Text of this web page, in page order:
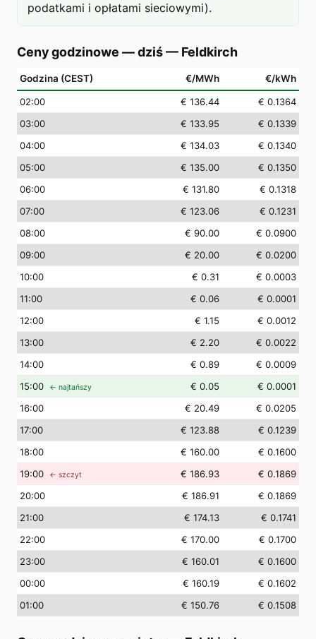
podatkami i opłatami sieciowymi).
Ceny godzinowe — dziś— Feldkirch
Godzina (CEST) €/MWh €/kWh
02:00 € 136.44
€ 0.1364
03:00 € 133.95
€ 0.1339
04:00 € 134.03
€ 0.1340
05:00 € 135.00
€ 0.1350
06:00 € 131.80
€ 0.1318
07:00 € 123.06
€ 0.1231
08:00 € 90.00
€ 0.0900
09:00 € 20.00
€ 0.0200
10:00 € 0.31
€ 0.0003
11:00 € 0.06
€ 0.0001
12:00 € 1.15
€ 0.0012
13:00 € 2.20
€ 0.0022
14:00 € 0.89
€ 0.0009
15:00 ← najtańszy € 0.05
€ 0.0001
16:00 € 20.49
€ 0.0205
17:00 € 123.88
€ 0.1239
18:00 € 160.00
€ 0.1600
19:00 ← szczyt € 186.93
€ 0.1869
20:00 € 186.91
€ 0.1869
21:00 € 174.13
€ 0.1741
22:00 € 170.00
€ 0.1700
23:00 € 160.01
€ 0.1600
00:00 € 160.19
€ 0.1602
01:00 € 150.76 € 0.1508